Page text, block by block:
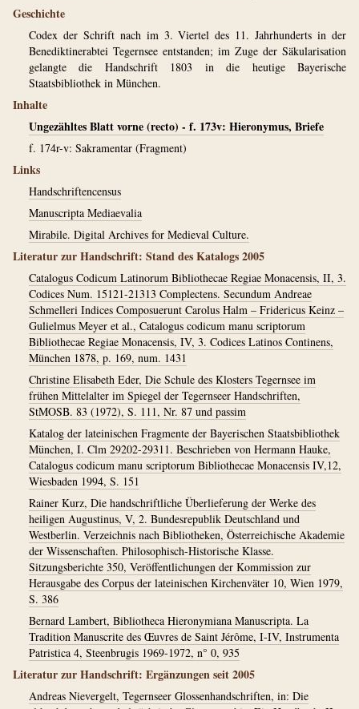
Geschichte
Codex der Schrift nach im 3. Viertel des 11. Jahrhunderts in der
Benediktinerabtei Tegernsee entstanden; im Zuge der Säkularisation
gelangte die Handschrift 1803 in die heutige Bayerische
Staatsbibliothek in München.
Inhalte
Ungezähltes Blatt vorne (recto) - f. 173v: Hieronymus, Briefe
f. 174r-v: Sakramentar (Fragment)
Links
Handschriftencensus
Manuscripta Mediaevalia
Mirabile. Digital Archives for Medieval Culture.
Literatur zur Handschrift: Stand des Katalogs 2005
Catalogus Codicum Latinorum Bibliothecae Regiae Monacensis, II, 3.
Codices Num. 15121-21313 Complectens. Secundum Andreae
Schmelleri Indices Composuerunt Carolus Halm – Fridericus Keinz –
Gulielmus Meyer et al., Catalogus codicum manu scriptorum
Bibliothecae Regiae Monacensis, IV, 3. Codices Latinos Continens,
München 1878, p. 169, num. 1431
Christine Elisabeth Eder, Die Schule des Klosters Tegernsee im
frühen Mittelalter im Spiegel der Tegernseer Handschriften,
StMOSB. 83 (1972), S. 111, Nr. 87 und passim
Katalog der lateinischen Fragmente der Bayerischen Staatsbibliothek
München, I. Clm 29202-29311. Beschrieben von Hermann Hauke,
Catalogus codicum manu scriptorum Bibliothecae Monacensis IV,12,
Wiesbaden 1994, S. 151
Rainer Kurz, Die handschriftliche Überlieferung der Werke des
heiligen Augustinus, V, 2. Bundesrepublik Deutschland und
Westberlin. Verzeichnis nach Bibliotheken, Österreichische Akademie
der Wissenschaften. Philosophisch-Historische Klasse.
Sitzungsberichte 350, Veröffentlichungen der Kommission zur
Herausgabe des Corpus der lateinischen Kirchenväter 10, Wien 1979,
S. 386
Bernard Lambert, Bibliotheca Hieronymiana Manuscripta. La
Tradition Manuscrite des Œuvres de Saint Jérôme, I-IV, Instrumenta
Patristica 4, Steenbrugis 1969-1972, n° 0, 935
Literatur zur Handschrift: Ergänzungen seit 2005
Andreas Nievergelt, Tegernseer Glossenhandschriften, in: Die